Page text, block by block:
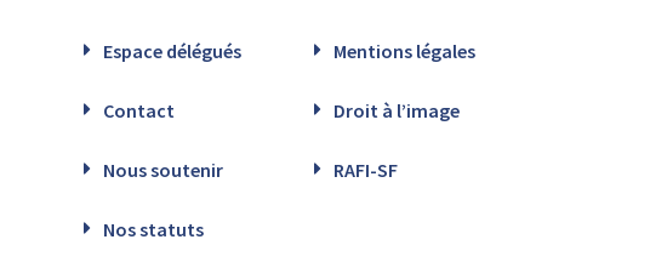
Espace délégués Mentions légales
Contact Droit à l’image
Nous soutenir RAFI-SF
Nos statuts